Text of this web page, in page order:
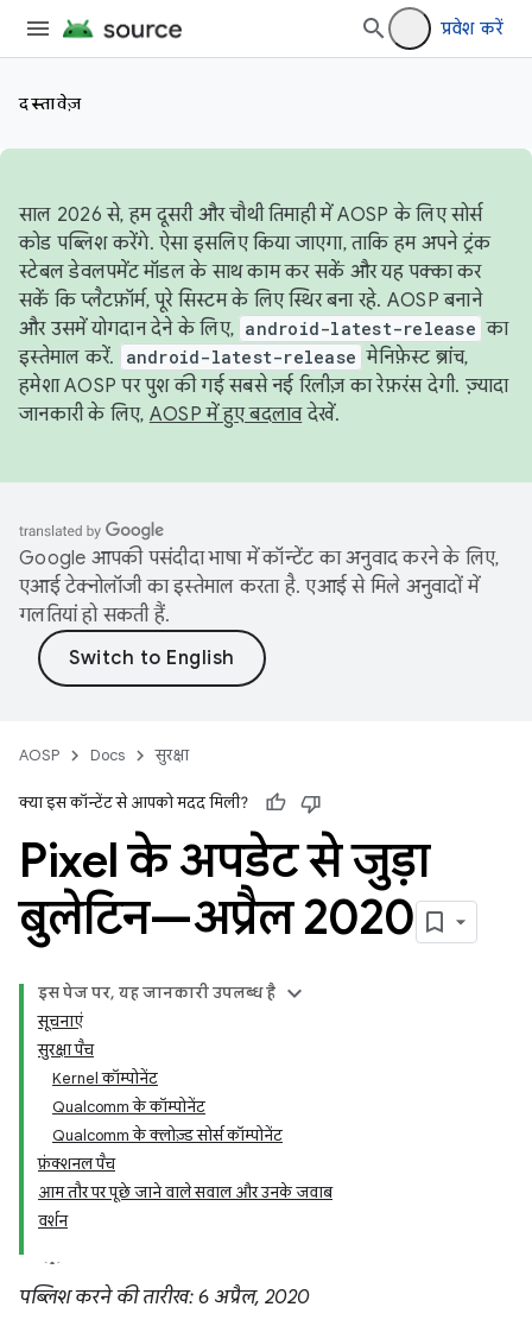
प्रवेश करें
दस्तावेज़
साल 2026 से, हम दूसरी और चौथी तिमाही में AOSP के लिए सोर्स
कोड पब्लिश करेंगे. ऐसा इसलिए किया जाएगा, ताकि हम अपने ट्रंक
स्टेबल डेवलपमेंट मॉडल के साथ काम कर सकें और यह पक्का कर
सकें कि प्लैटफ़ॉर्म, पूरे सिस्टम के लिए स्थिर बना रहे. AOSP बनाने
और उसमें योगदान देने के लिए, android-latest-release का
इस्तेमाल करें.
android-latest-release मेनिफ़ेस्ट ब्रांच,
हमेशा AOSP पर पुश की गई सबसे नई रिलीज़ का रेफ़रंस देगी. ज़्यादा
जानकारी के लिए, AOSP में हुए बदलावदेखें.
Google आपकी पसंदीदा भाषा में कॉन्टेंट का अनुवाद करने के लिए,
एआई टेक्नोलॉजी का इस्तेमाल करता है. एआई से मिले अनुवादों में
गलतियां हो सकती हैं.
AOSP Docs सुरक्षा
क्या इस कॉन्टेंट से आपको मदद मिली?
Pixel के अपडेट से जुड़ा
बुलेटिन—अप्रैल 2020
इस पेज पर, यह जानकारी उपलब्ध है
सूचनाएं
सुरक्षा पैच
Kernel कॉम्पोनेंट
Qualcomm के कॉम्पोनेंट
Qualcomm के क्लोज़्ड सोर्स कॉम्पोनेंट
फ़ंक्शनल पैच
आम तौर पर पूछे जाने वाले सवाल और उनके जवाब
वर्शन
पब्लिश करने की तारीख: 6 अप्रैल, 2020